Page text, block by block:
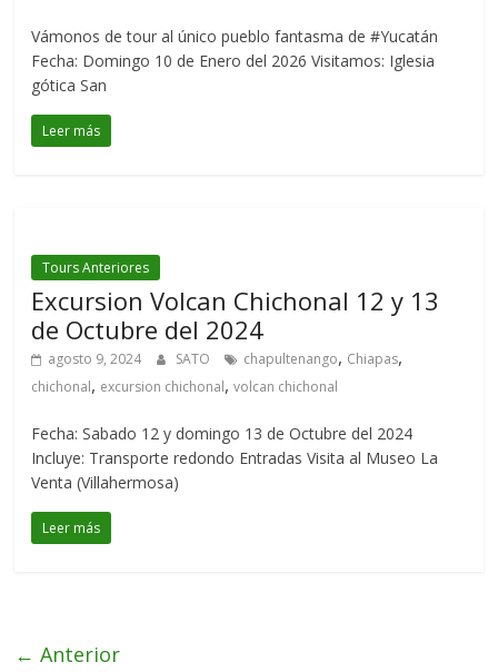
Vámonos de tour al único pueblo fantasma de #Yucatán
Fecha: Domingo 10 de Enero del 2026 Visitamos: Iglesia
gótica San
Leer más
Tours Anteriores
Excursion Volcan Chichonal 12 y 13
de Octubre del 2024
agosto 9, 2024 SATO chapultenango, Chiapas,
chichonal, excursion chichonal,volcan chichonal
Fecha: Sabado 12 y domingo 13 de Octubre del 2024
Incluye: Transporte redondo Entradas Visita al Museo La
Venta (Villahermosa)
Leer más
← Anterior